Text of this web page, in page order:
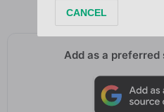
Add as a preferred